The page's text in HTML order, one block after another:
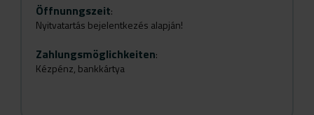
Öffnunngszeit:
Nyitvatartás bejelentkezés alapján!
Zahlungsmöglichkeiten:
Kézpénz, bankkártya